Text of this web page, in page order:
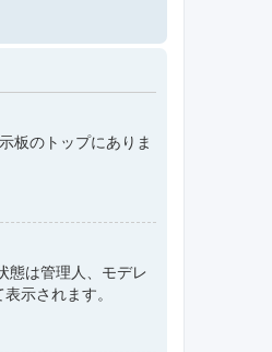
板のトップにありま
態は管理人、モデレ
示されます。